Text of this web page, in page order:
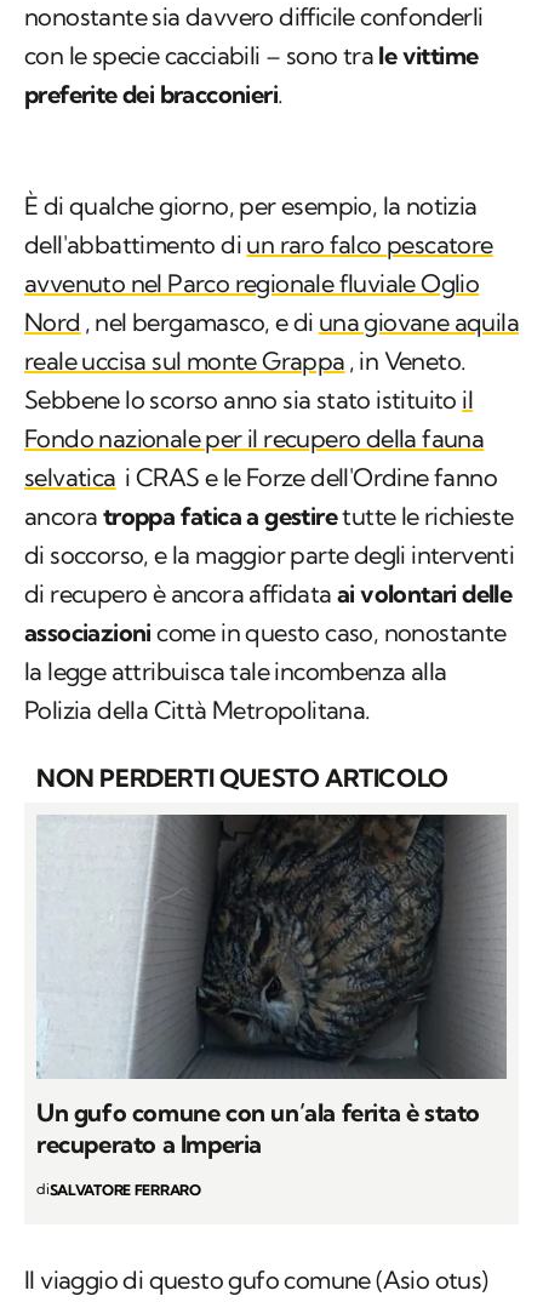
nonostante sia davvero difficile confonderli
con le specie cacciabili – sono tra le vittime
preferite dei bracconieri.
È di qualche giorno, per esempio, la notizia
dell'abbattimento di un raro falco pescatore
avvenuto nel Parco regionale fluviale Oglio
Nord , nel bergamasco, e di una giovane aquila
reale uccisa sul monte Grappa , in Veneto.
Sebbene lo scorso anno sia stato istituito il
Fondo nazionale per il recupero della fauna
selvatica i CRAS e le Forze dell'Ordine fanno
ancora troppa fatica a gestiretutte le richieste
di soccorso, e la maggior parte degli interventi
di recupero è ancora affidata ai volontari delle
associazioni come in questo caso, nonostante
la legge attribuisca tale incombenza alla
Polizia della Città Metropolitana.
NON PERDERTI QUESTO ARTICOLO
Un gufo comune con un’ala ferita è stato
recuperato a Imperia
diSALVATORE FERRARO
Il viaggio di questo gufo comune (Asio otus)